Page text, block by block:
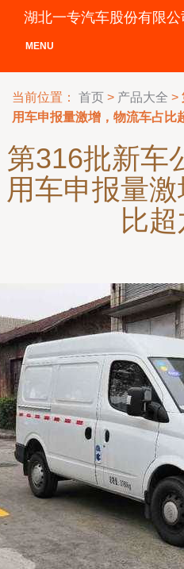
湖北一专汽车股份有限公
MENU
当前位置： 首页 > 产品大全 >
用车申报量激增，物流车占比
第316批新车
用车申报量
比